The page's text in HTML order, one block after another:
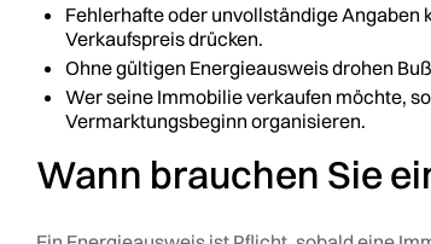
Fehlerhafte oder unvollständige Angaben
Verkaufspreis drücken.
Ohne gültigen Energieausweis drohen
Wer seine Immobilie verkaufen möchte,
Vermarktungsbeginn organisieren.
Wann brauchen Sie